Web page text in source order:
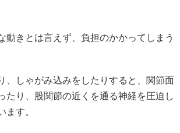
動きとは言えず、負担のかかってしまう
、しゃがみ込みをしたりすると、関節面
たり、股関節の近くを通る神経を圧迫し
ます。